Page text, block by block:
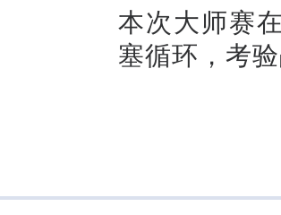
本次大师赛
塞循环，考